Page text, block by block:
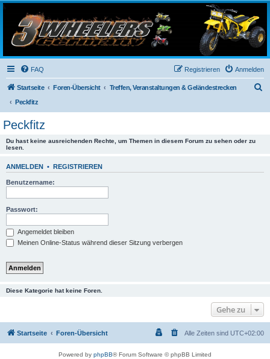
3-Wheelers Germany
Honda, Yamaha, Kawasaki Trike
FAQ Anmelden
Registrieren
Startseite Foren-Übersicht
Treffen, Veranstaltungen & Geländestrecken
Peckfitz
Peckfitz
Du hast keine ausreichenden Rechte, um Themen in diesem Forum zu sehen oder zu
lesen.
ANMELDEN • REGISTRIEREN
Benutzername:
Passwort:
Angemeldet bleiben
Meinen Online-Status während dieser Sitzung verbergen
Diese Kategorie hat keine Foren.
Gehe zu
Startseite Foren-Übersicht Alle Zeiten sind UTC+02:00
Powered by phpBB® Forum Software © phpBB Limited